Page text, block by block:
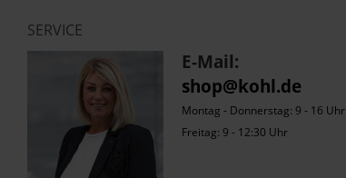
SERVICE
E-Mail:
shop@kohl.de
Montag - Donnerstag: 9 - 16 Uhr
Freitag: 9 - 12:30 Uhr